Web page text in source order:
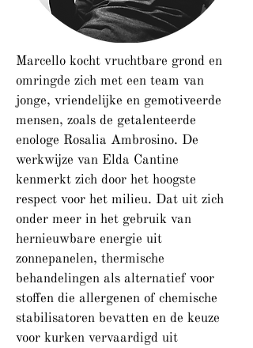
Marcello kocht vruchtbare grond en
omringde zich met een team van
jonge, vriendelijke en gemotiveerde
mensen, zoals de getalenteerde
enologe Rosalia Ambrosino. De
werkwijze van Elda Cantine
kenmerkt zich door het hoogste
respect voor het milieu. Dat uit zich
onder meer in het gebruik van
hernieuwbare energie uit
zonnepanelen, thermische
behandelingen als alternatief voor
stoffen die allergenen of chemische
stabilisatoren bevatten en de keuze
voor kurken vervaardigd uit